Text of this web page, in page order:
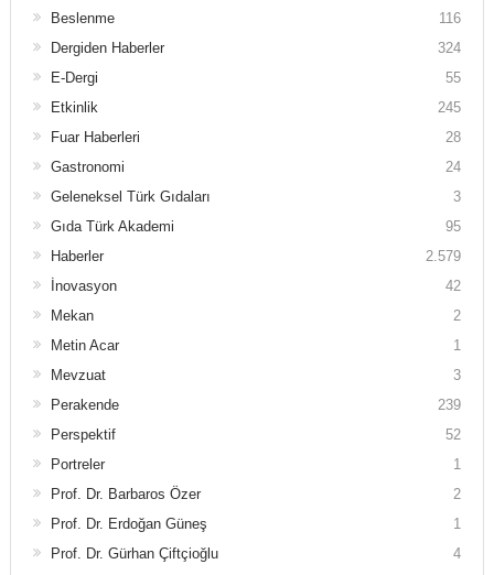
Beslenme
116
Dergiden Haberler
324
E-Dergi
55
Etkinlik
245
Fuar Haberleri
28
Gastronomi
24
Geleneksel Türk Gıdaları
3
Gıda Türk Akademi
95
Haberler
2.579
İnovasyon
42
Mekan
2
Metin Acar
1
Mevzuat
3
Perakende
239
Perspektif
52
Portreler
1
Prof. Dr. Barbaros Özer
2
Prof. Dr. Erdoğan Güneş
1
Prof. Dr. Gürhan Çiftçioğlu
4